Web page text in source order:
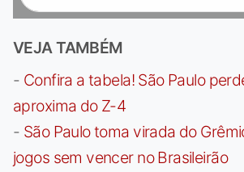
VEJA TAMBÉM
- Confira a tabela! São Paulo
aproxima do Z-4
- São Paulo toma virada do
jogos sem vencer no Brasileirão